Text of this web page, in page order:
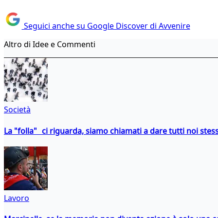
Seguici anche su Google Discover di Avvenire
Altro di Idee e Commenti
Società
La "folla" ci riguarda, siamo chiamati a dare tutti noi
Lavoro